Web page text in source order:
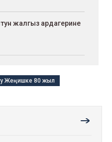
жалгыз ардагерине
Жеңишке 80 жыл